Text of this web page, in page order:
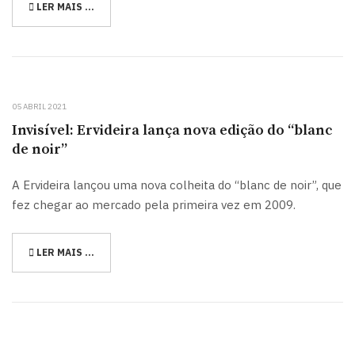
LER MAIS …
05 ABRIL 2021
Invisível: Ervideira lança nova edição do “blanc
de noir”
A Ervideira lançou uma nova colheita do “blanc de noir”, que
fez chegar ao mercado pela primeira vez em 2009.
LER MAIS …